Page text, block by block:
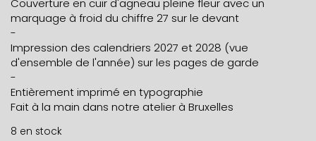
Couverture en cuir d'agneau pleine fleur avec un
marquage à froid du chiffre 27 sur le devant
-
Impression des calendriers 2027 et 2028 (vue
d'ensemble de l'année) sur les pages de garde
-
Entièrement imprimé en typographie
Fait à la main dans notre atelier à Bruxelles
8 en stock